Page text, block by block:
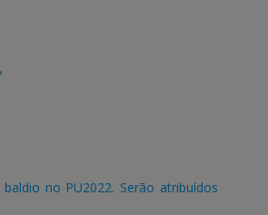
no PU2022. Serão atribuídos